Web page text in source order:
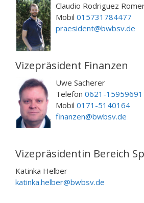
Claudio Rodriguez
Mobil 015731784477
praesident@bwbsv.de
Vizepräsident Finanzen
Uwe Sacherer
Telefon 0621-15959691
Mobil 0171-5140164
finanzen@bwbsv.de
Vizepräsidentin Bereich
Katinka Helber
katinka.helber@bwbsv.de